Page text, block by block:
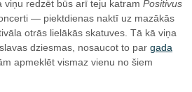
viņu redzēt būs arī teju katram Positivus
— piektdienas naktī uz mazākās
otrās lielākās skatuves. Tā kā viņa
dziesmas, nosaucot to par gada
apmeklēt vismaz vienu no šiem